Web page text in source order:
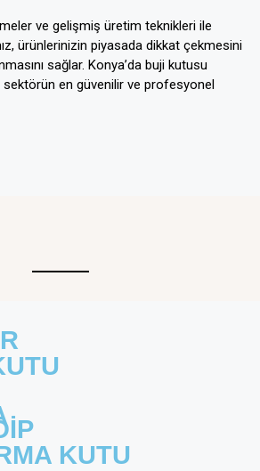
ve gelişmiş üretim teknikleri ile
ürünlerinizin piyasada dikkat çekmesini
sağlar. Konya’da buji kutusu
sektörün en güvenilir ve profesyonel
KUTU